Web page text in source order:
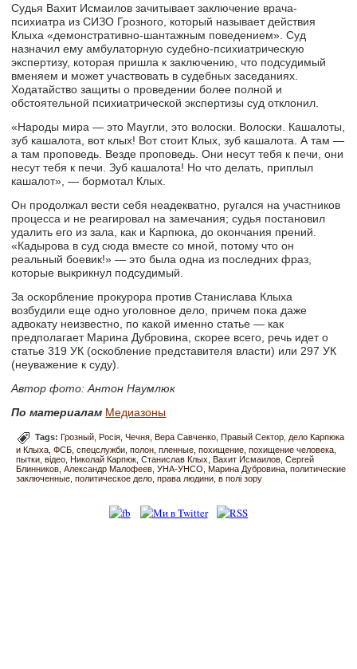
Судья Вахит Исмаилов зачитывает заключение врача-
психиатра из СИЗО Грозного, который называет действия
Клыха «демонстративно-шантажным поведением». Суд
назначил ему амбулаторную судебно-психиатрическую
экспертизу, которая пришла к заключению, что подсудимый
вменяем и может участвовать в судебных заседаниях.
Ходатайство защиты о проведении более полной и
обстоятельной психиатрической экспертизы суд отклонил.
«Народы мира — это Маугли, это волоски. Волоски. Кашалоты,
зуб кашалота, вот клых! Вот стоит Клых, зуб кашалота. А там —
а там проповедь. Везде проповедь. Они несут тебя к печи, они
несут тебя к печи. Зуб кашалота! Но что делать, приплыл
кашалот», — бормотал Клых.
Он продолжал вести себя неадекватно, ругался на участников
процесса и не реагировал на замечания; судья постановил
удалить его из зала, как и Карпюка, до окончания прений.
«Кадырова в суд сюда вместе со мной, потому что он
реальный боевик!» — это была одна из последних фраз,
которые выкрикнул подсудимый.
За оскорбление прокурора против Станислава Клыха
возбудили еще одно уголовное дело, причем пока даже
адвокату неизвестно, по какой именно статье — как
предполагает Марина Дубровина, скорее всего, речь идет о
статье 319 УК (оскобление представителя власти) или 297 УК
(неуважение к суду).
Автор фото: Антон Наумлюк
По материалам Медиазоны
Tags:Грозный Росія Чечня Вера Савченко Правый Сектор дело Карпюка
и Клыха ФСБ спецслужби полон пленные похищение похищение человека
пытки відео Николай Карпюк Станислав Клых Вахит Исмаилов Сергей
Блинников Александр Малофеев УНА-УНСО Марина Дубровина политические
заключенные политическое дело права людини в полі зору